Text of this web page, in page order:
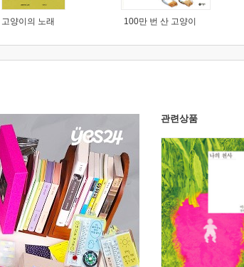
고양이의 노래 100만 번 산 고양이
관련상품